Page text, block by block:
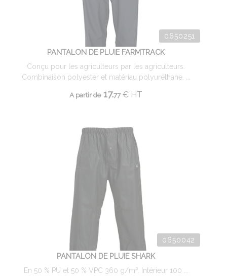
0650251
PANTALON DE PLUIE FARMTRACK
Conçu pour les agriculteurs par les agriculteurs.
Combinaison polyester et matériau polyuréthane. ...
A partir de17.77 € HT
0650042
PANTALON DE PLUIE SHARK
En 50 % PU et 50 % VPC 360 g/m². Intérieur 100 ...